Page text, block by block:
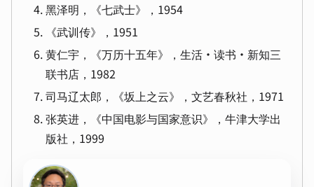
黑泽明，《七武士》，1954
《武训传》，1951
黄仁宇，《万历十五年》，生活·读书·新知三
联书店，1982
司马辽太郎，《坂上之云》，文艺春秋社，1971
张英进，《中国电影与国家意识》，牛津大学出
版社，1999